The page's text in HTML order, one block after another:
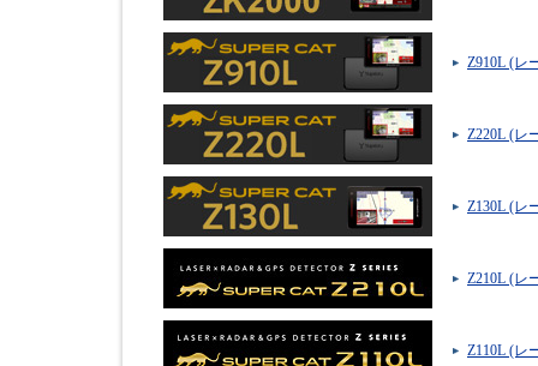
Z910L (レ
Z220L (レ
Z130L (レ
Z210L (レ
Z110L (レ